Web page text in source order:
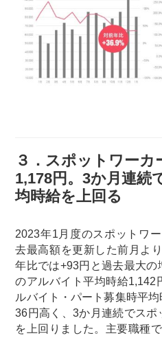
３．スポットワーカ
1,178円。3か月連続
均時給を上回る
2023年1月度のスポットワ
去最高額を更新した前月よ
年比では+93円と過去最大
のアルバイト平均時給
ルバイト・パート募集時平
36円高く、3か月連続でス
を上回りました。主要職種